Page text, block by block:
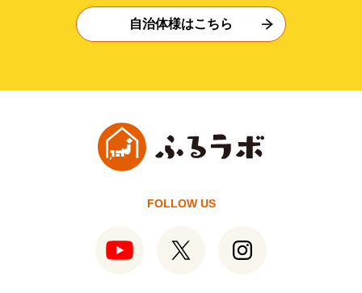
自治体様はこちら
FOLLOW US